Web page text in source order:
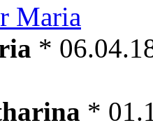
Maria
*
*